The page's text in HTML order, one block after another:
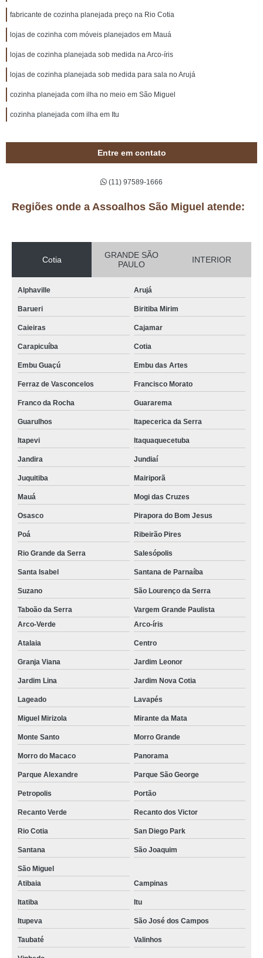
fabricante de cozinha planejada preço na Rio Cotia
lojas de cozinha com móveis planejados em Mauá
lojas de cozinha planejada sob medida na Arco-íris
lojas de cozinha planejada sob medida para sala no Arujá
cozinha planejada com ilha no meio em São Miguel
cozinha planejada com ilha em Itu
Entre em contato
(11) 97589-1666
Regiões onde a Assoalhos São Miguel atende:
Cotia
GRANDE SÃO
PAULO
INTERIOR
Alphaville Arujá
Barueri Biritiba Mirim
Caieiras Cajamar
Carapicuíba Cotia
Embu Guaçú Embu das Artes
Ferraz de Vasconcelos Francisco Morato
Franco da Rocha Guararema
Guarulhos Itapecerica da Serra
Itapevi Itaquaquecetuba
Jandira Jundiaí
Juquitiba Mairiporã
Mauá Mogi das Cruzes
Osasco Pirapora do Bom Jesus
Poá Ribeirão Pires
Rio Grande da Serra Salesópolis
Santa Isabel Santana de Parnaíba
Suzano São Lourenço da Serra
Taboão da Serra
Vargem Grande Paulista
Arco-Verde
Arco-íris
Atalaia Centro
Granja Viana Jardim Leonor
Jardim Lina Jardim Nova Cotia
Lageado Lavapés
Miguel Mirizola Mirante da Mata
Monte Santo Morro Grande
Morro do Macaco Panorama
Parque Alexandre Parque São George
Petropolis Portão
Recanto Verde Recanto dos Victor
Rio Cotia San Diego Park
Santana São Joaquim
São Miguel
Atibaia
Campinas
Itatiba Itu
Itupeva São José dos Campos
Taubaté Valinhos